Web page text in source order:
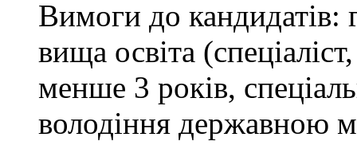
Вимоги до кандидатів:
вища освіта
менше 3 років,
володіння державною